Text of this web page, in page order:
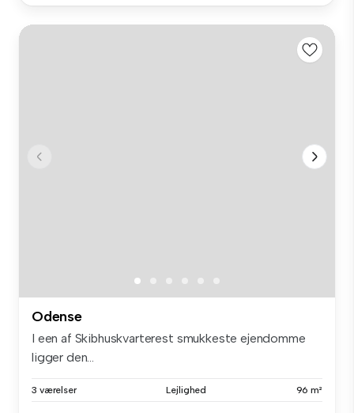
Odense
I een af Skibhuskvarterest smukkeste ejendomme
ligger den...
3 værelser Lejlighed 96 m²